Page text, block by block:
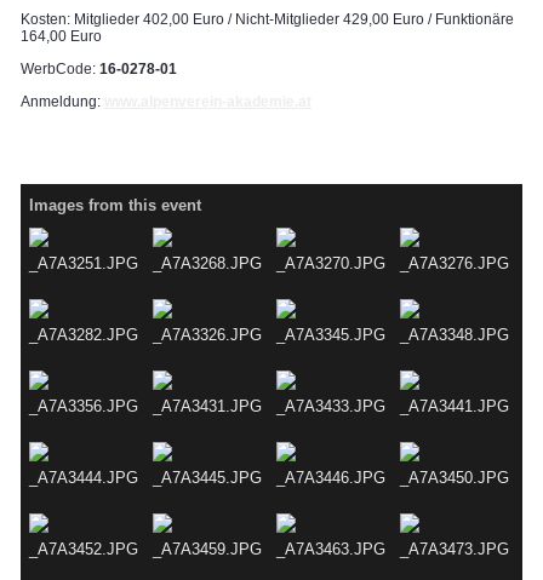
Kosten: Mitglieder 402,00 Euro / Nicht-Mitglieder 429,00 Euro / Funktionäre
164,00 Euro
WerbCode: 16-0278-01
Anmeldung:
Images from this event